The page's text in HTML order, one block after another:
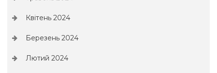
Квітень 2024
Березень 2024
Лютий 2024